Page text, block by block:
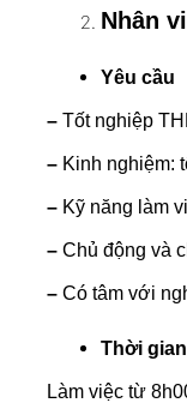
Nhân
Yêu cầu
– Tốt nghiệp
–Kinh nghiệm:
–Kỹ năng làm
–Chủ động và
–Có tâm với
Thời
Làm việc từ